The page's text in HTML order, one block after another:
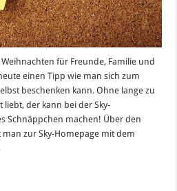
für Freunde, Familie und
einen Tipp wie man sich zum
beschenken kann. Ohne lange zu
liebt, der kann bei der Sky-
Schnäppchen machen! Über den
zur Sky-Homepage mit dem